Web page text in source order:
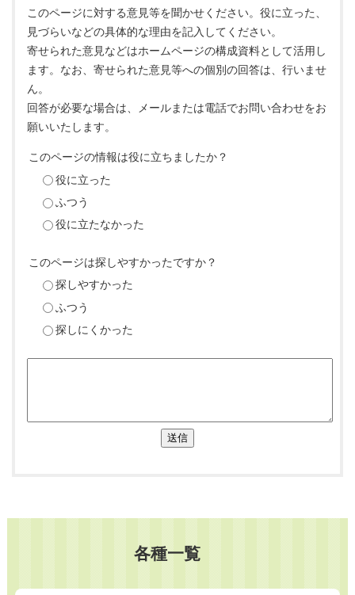
このページに対する意見等を聞かせください。役に立った、
見づらいなどの具体的な理由を記入してください。
寄せられた意見などはホームページの構成資料として活用し
ます。なお、寄せられた意見等への個別の回答は、行いませ
ん。
回答が必要な場合は、メールまたは電話でお問い合わせをお
願いいたします。
このページの情報は役に立ちましたか？
役に立った
ふつう
役に立たなかった
このページは探しやすかったですか？
探しやすかった
ふつう
探しにくかった
送信
各種一覧